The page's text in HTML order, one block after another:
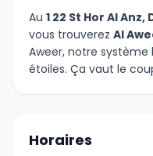
Au 1 22 St Hor Al
vous trouverez Al
Aweer, notre
étoiles. Ça vaut le
Horaires